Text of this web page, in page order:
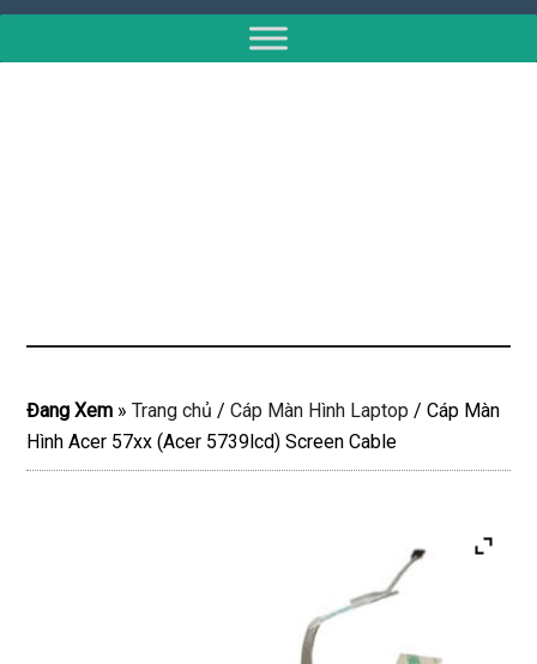
Đang Xem »Trang chủ / Cáp Màn Hình Laptop / Cáp Màn
Hình Acer 57xx (Acer 5739lcd) Screen Cable